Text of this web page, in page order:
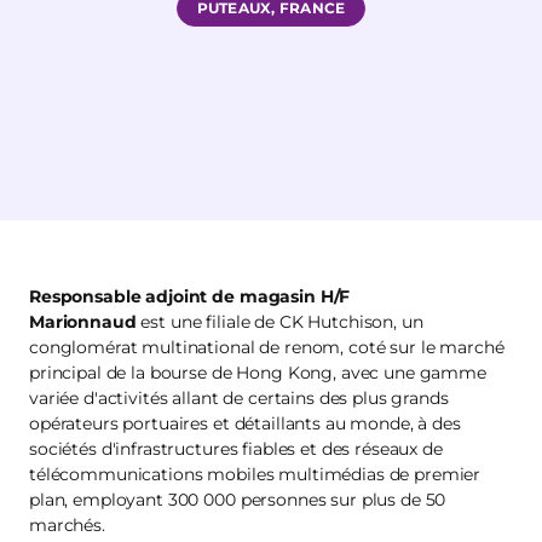
PUTEAUX, FRANCE
Responsable adjoint de magasin H/F
Marionnaud est une filiale de CK Hutchison, un
conglomérat multinational de renom, coté sur le marché
principal de la bourse de Hong Kong, avec une gamme
variée d'activités allant de certains des plus grands
opérateurs portuaires et détaillants au monde, à des
sociétés d'infrastructures fiables et des réseaux de
télécommunications mobiles multimédias de premier
plan, employant 300 000 personnes sur plus de 50
marchés.